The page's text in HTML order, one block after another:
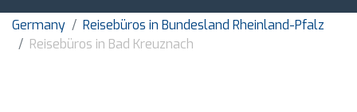
Germany
Reisebüros in Bundesland Rheinland-Pfalz
Reisebüros in Bad Kreuznach